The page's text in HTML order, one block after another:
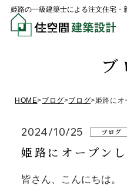
姫路の一級建築士による注文住宅・
ブ
HOME>ブログ>ブログ>姫路にオ
2024/10/25 ブログ
姫路にオープン
皆さん、こんにちは。